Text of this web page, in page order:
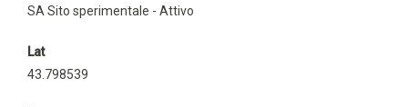
SA Sito sperimentale - Attivo
Lat
43.798539